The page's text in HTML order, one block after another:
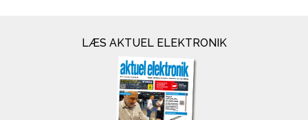
LÆS AKTUEL ELEKTRONIK